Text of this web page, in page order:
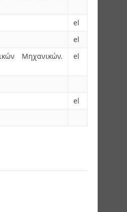
el
el
Μηχανικών.
el
el